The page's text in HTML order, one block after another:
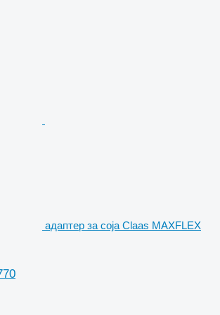
адаптер за соја Claas MAXFLEX